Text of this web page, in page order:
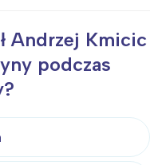
Andrzej Kmicic
podczas